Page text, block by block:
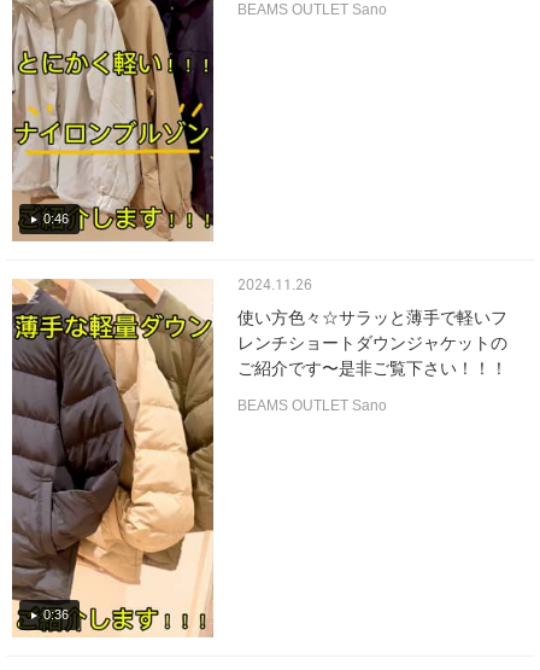
0:46
BEAMS OUTLET Sano
0:36
2024.11.26
使い方色々☆サラッと薄手で軽いフ
レンチショートダウンジャケットの
ご紹介です〜是非ご覧下さい！！！
BEAMS OUTLET Sano